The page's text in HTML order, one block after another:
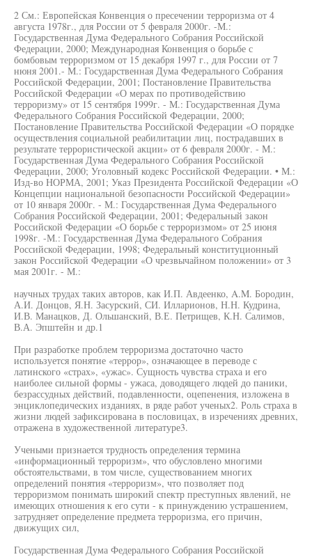
2 См.: Европейская Конвенция о пресечении терроризма от 4
августа 1978г., для России от 5 февраля 2000г. -М.:
Государственная Дума Федерального Собрания Российской
Федерации, 2000; Международная Конвенция о борьбе с
бомбовым терроризмом от 15 декабря 1997 г., для России от 7
нюня 2001.- М.: Государственная Дума Федерального Собрания
Российской Федерации, 2001; Постановление Правительства
Российской Федерации «О мерах по противодействию
терроризму» от 15 сентября 1999г. - М.: Государственная Дума
Федерального Собрания Российской Федерации, 2000;
Постановление Правительства Российской Федерации «О порядке
осуществления социальной реабилитации лиц, пострадавших в
результате террористической акции» от 6 февраля 2000г. - М.:
Государственная Дума Федерального Собрания Российской
Федерации, 2000; Уголовный кодекс Российской Федерации. • М.:
Изд-во НОРМА, 2001; Указ Президента Российской Федерации «О
Концепции национальной безопасности Российской Федерации»
от 10 января 2000г. - М.: Государственная Дума Федерального
Собрания Российской Федерации, 2001; Федеральный закон
Российской Федерации «О борьбе с терроризмом» от 25 июня
1998г. -М.: Государственная Дума Федерального Собрания
Российской Федерации, 1998; Федеральный конституционный
закон Российской Федерации «О чрезвычайном положении» от 3
мая 2001г. - М.:
научных трудах таких авторов, как И.П. Авдеенко, A.M. Бородин,
А.И. Донцов, Я.Н. Засурский, СИ. Илларионов, Н.Н. Кудрина,
И.В. Манацков, Д. Ольшанский, В.Е. Петрищев, К.Н. Салимов,
В.А. Эпштейн и др.1
При разработке проблем терроризма достаточно часто
используется понятие «террор», означающее в переводе с
латинского «страх», «ужас». Сущность чувства страха и его
наиболее сильной формы - ужаса, доводящего людей до паники,
безрассудных действий, подавленности, оцепенения, изложена в
энциклопедических изданиях, в ряде работ ученых2. Роль страха в
жизни людей зафиксирована в пословицах, в изречениях древних,
отражена в художественной литературе3.
Учеными признается трудность определения термина
«информационный терроризм», что обусловлено многими
обстоятельствами, в том числе, существованием многих
определений понятия «терроризм», что позволяет под
терроризмом понимать широкий спектр преступных явлений, не
имеющих отношения к его сути - к принуждению устрашением,
затрудняет определение предмета терроризма, его причин,
движущих сил,
Государственная Дума Федерального Собрания Российской